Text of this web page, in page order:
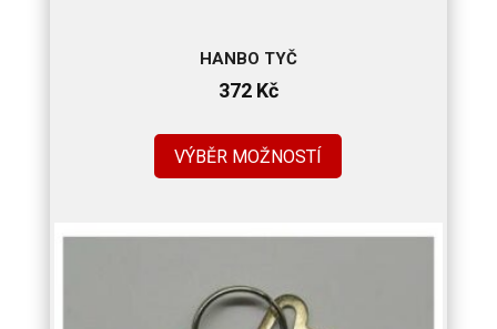
HANBO TYČ
372 Kč
VÝBĚR MOŽNOSTÍ